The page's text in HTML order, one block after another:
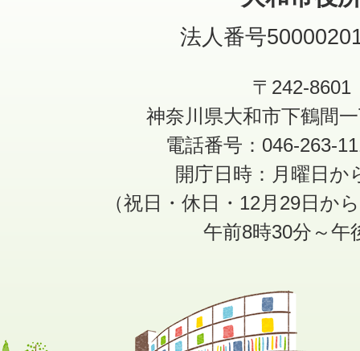
法人番号
〒242-8601
神奈川県大和市下鶴間
電話番号：046-263-
開庁日時：月曜日か
（祝日・休日・12月29日か
午前8時30分～午